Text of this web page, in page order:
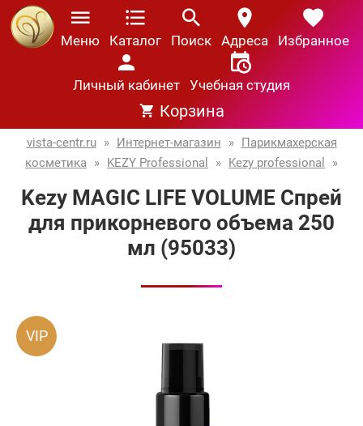
Меню Каталог Поиск Адреса Избранное
Личный кабинет Учебная студия
Корзина
vista-centr.ru » Интернет-магазин » Парикмахерская
косметика » KEZY Professional » Kezy professional »
Kezy MAGIC LIFE VOLUME Спрей
для прикорневого объема 250
мл (95033)
VIP